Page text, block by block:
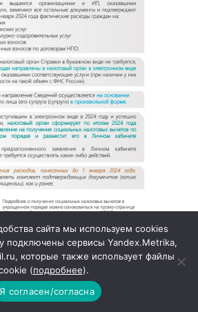
Ср Чт Пт Сб
сайта мы используем cookies
подключены сервисы Yandex.Metrika,
которые также использует файлы
(подробнее).
Я согласен/согласна